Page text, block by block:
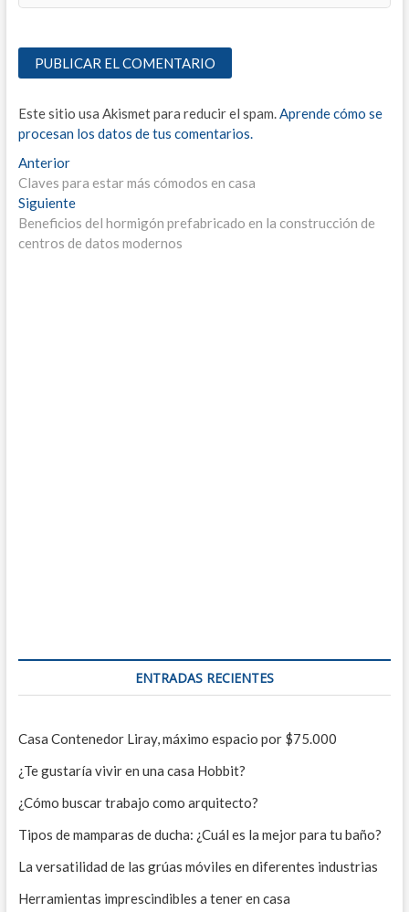
Este sitio usa Akismet para reducir el spam.Aprende cómo se
procesan los datos de tus comentarios.
Navegación
de
entradas
AnteriorEntrada
anterior:
Claves para estar más cómodos en casa
SiguienteEntrada
siguiente:
Beneficios del hormigón prefabricado en la construcción de
centros de datos modernos
ENTRADAS RECIENTES
Casa Contenedor Liray, máximo espacio por $75.000
¿Te gustaría vivir en una casa Hobbit?
¿Cómo buscar trabajo como arquitecto?
Tipos de mamparas de ducha: ¿Cuál es la mejor para tu baño?
La versatilidad de las grúas móviles en diferentes industrias
Herramientas imprescindibles a tener en casa